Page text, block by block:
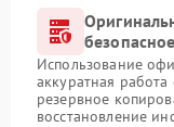
Использование
аккуратная
резервное
восстановление